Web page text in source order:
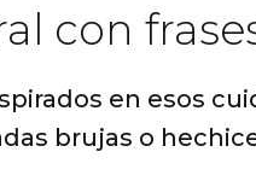
con
en esos
brujas o